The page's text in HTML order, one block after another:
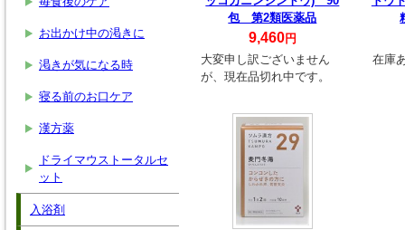
包 第2類医薬品
9,460円
大変申し訳ございません
が、現在品切れ中です。
在庫
お出かけ中の渇きに
渇きが気になる時
寝る前のお口ケア
漢方薬
ドライマウストータルセ
ット
入浴剤